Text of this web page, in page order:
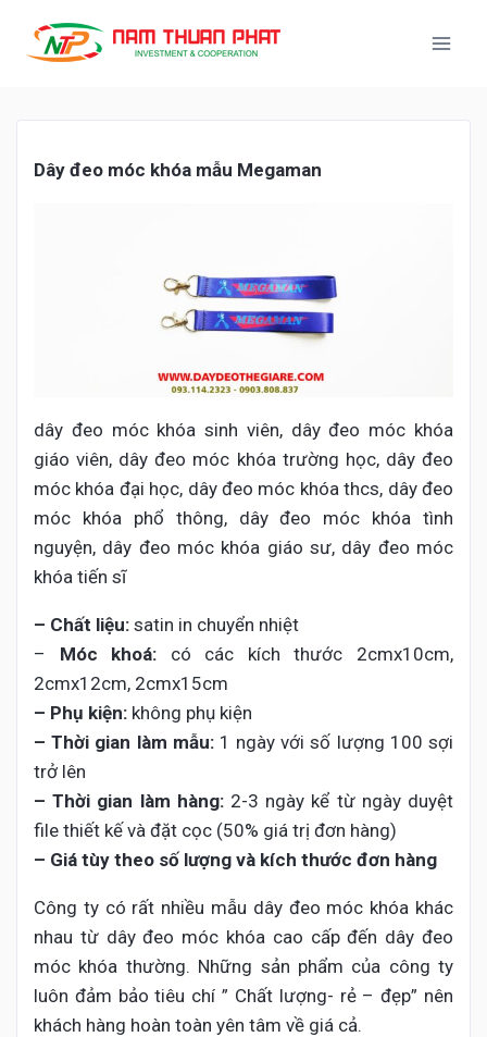
Dây đeo móc khóa mẫu Megaman
dây đeo móc khóa sinh viên, dây đeo móc khóa
giáo viên, dây đeo móc khóa trường học, dây đeo
móc khóa đại học, dây đeo móc khóa thcs, dây đeo
móc khóa phổ thông, dây đeo móc khóa tình
nguyện, dây đeo móc khóa giáo sư, dây đeo móc
khóa tiến sĩ
– Chất liệu: satin in chuyển nhiệt
– Móc khoá: có các kích thước 2cmx10cm,
2cmx12cm, 2cmx15cm
– Phụ kiện: không phụ kiện
– Thời gian làm mẫu:1 ngày với số lượng 100 sợi
trở lên
– Thời gian làm hàng:2-3 ngày kể từ ngày duyệt
file thiết kế và đặt cọc (50% giá trị đơn hàng)
– Giá tùy theo số lượng và kích thước đơn hàng
Công ty có rất nhiều mẫu dây đeo móc khóa khác
nhau từ dây đeo móc khóa cao cấp đến dây đeo
móc khóa thường. Những sản phẩm của công ty
luôn đảm bảo tiêu chí ” Chất lượng- rẻ – đẹp” nên
khách hàng hoàn toàn yên tâm về giá cả.